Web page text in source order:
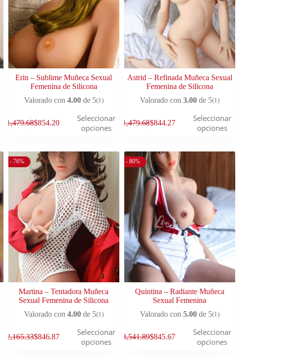
Erin – Sublime Muñeca Sexual
Femenina de Silicona
Valorado con 4.00de 5(1)
1,479.68$854.20
Seleccionar
opciones
Astrid – Refinada Muñeca Sexual
Femenina de Silicona
Valorado con 3.00de 5(1)
1,479.68$844.27
Seleccionar
opciones
- 76%
Martina – Tentadora Muñeca
Sexual Femenina de Silicona
Valorado con 4.00de 5(1)
2,165.33$846.87
Seleccionar
opciones
- 80%
Quintina – Radiante Muñeca
Sexual Femenina
Valorado con 5.00de 5(1)
3,541.89$845.67
Seleccionar
opciones